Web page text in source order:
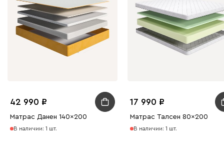
42 990
Матрас Данен 140x200
В наличии: 1 шт.
17 990
Матрас Талсен 80x200
В наличии: 1 шт.